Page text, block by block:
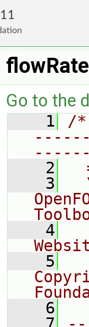
11
Foundation
Go to the
    1
/
    2
    3
    4
    5
    6